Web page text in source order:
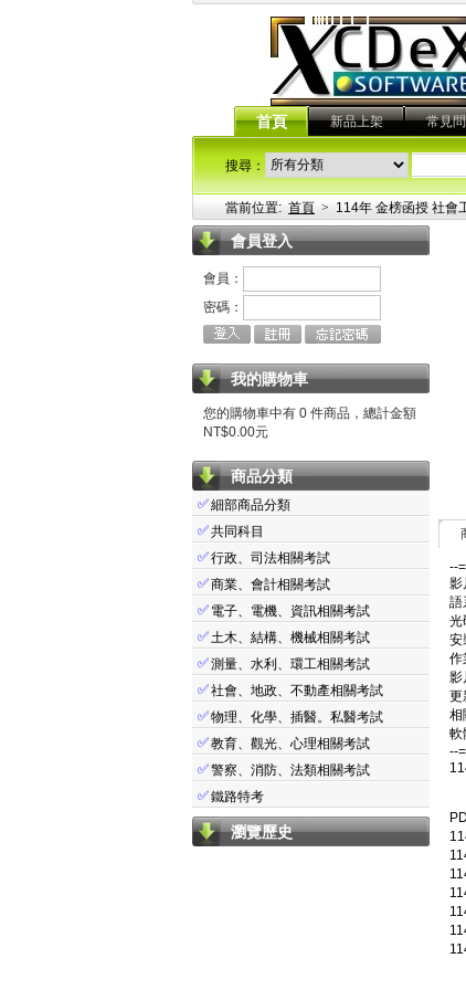
首頁 新品上架 常見
搜尋：
當前位置: 首頁 > 114年 金榜函授 社會
會員登入
會員：
密碼：
我的購物車
您的購物車中有 0 件商品，總計金額
NT$0.00元
商品分類
✅細部商品分類
✅共同科目
✅行政、司法相關考試
✅商業、會計相關考試
✅ 電子、電機、資訊相關考試
✅土木、結構、機械相關考試
✅測量、水利、環工相關考試
✅社會、地政、不動產相關考試
✅物理、化學、插醫。私醫考試
✅教育、觀光、心理相關考試
✅警察、消防、法類相關考試
✅鐵路特考
瀏覽歷史
--
影
語
光
安
作
影
更
相
軟
--